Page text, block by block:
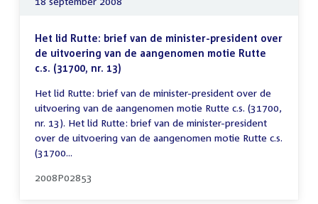
Het lid Rutte: brief van de minister-president over
de uitvoering van de aangenomen motie Rutte
c.s. (31700, nr. 13)
Het lid Rutte: brief van de minister-president over de
uitvoering van de aangenomen motie Rutte c.s. (31700,
nr. 13). Het lid Rutte: brief van de minister-president
over de uitvoering van de aangenomen motie Rutte c.s.
(31700...
2008P02853